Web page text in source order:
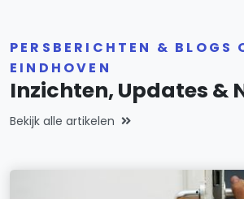
PERSBERICHTEN & BLOGS
EINDHOVEN
Inzichten, Updates &
Bekijk alle artikelen